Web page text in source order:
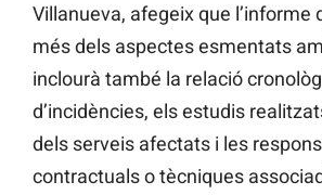
Villanueva, afegeix que l’informe
més dels aspectes esmentats
inclourà també la relació
d’incidències, els estudis
dels serveis afectats i les
contractuals o tècniques